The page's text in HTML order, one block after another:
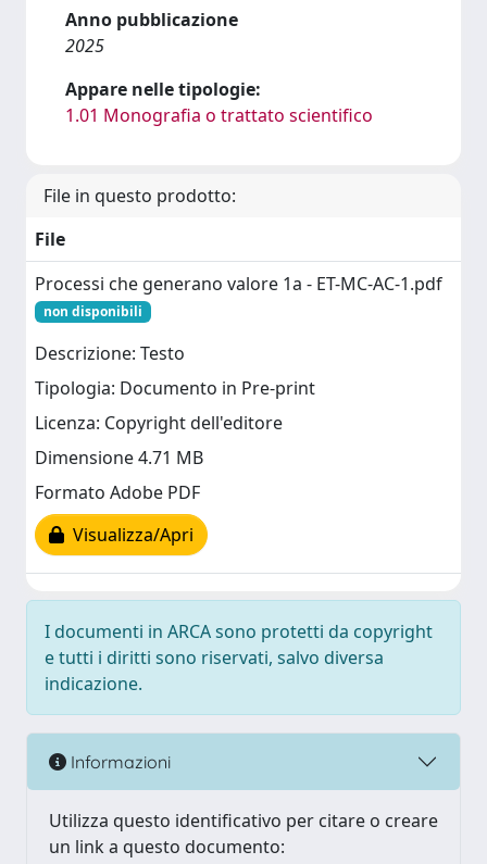
Anno pubblicazione
2025
Appare nelle tipologie:
1.01 Monografia o trattato scientifico
File in questo prodotto:
File
Processi che generano valore 1a - ET-MC-AC-1.pdf
non disponibili
Descrizione: Testo
Tipologia: Documento in Pre-print
Licenza: Copyright dell'editore
Dimensione 4.71 MB
Formato Adobe PDF
Visualizza/Apri
I documenti in ARCA sono protetti da copyright
e tutti i diritti sono riservati, salvo diversa
indicazione.
Informazioni
Utilizza questo identificativo per citare o creare
un link a questo documento: